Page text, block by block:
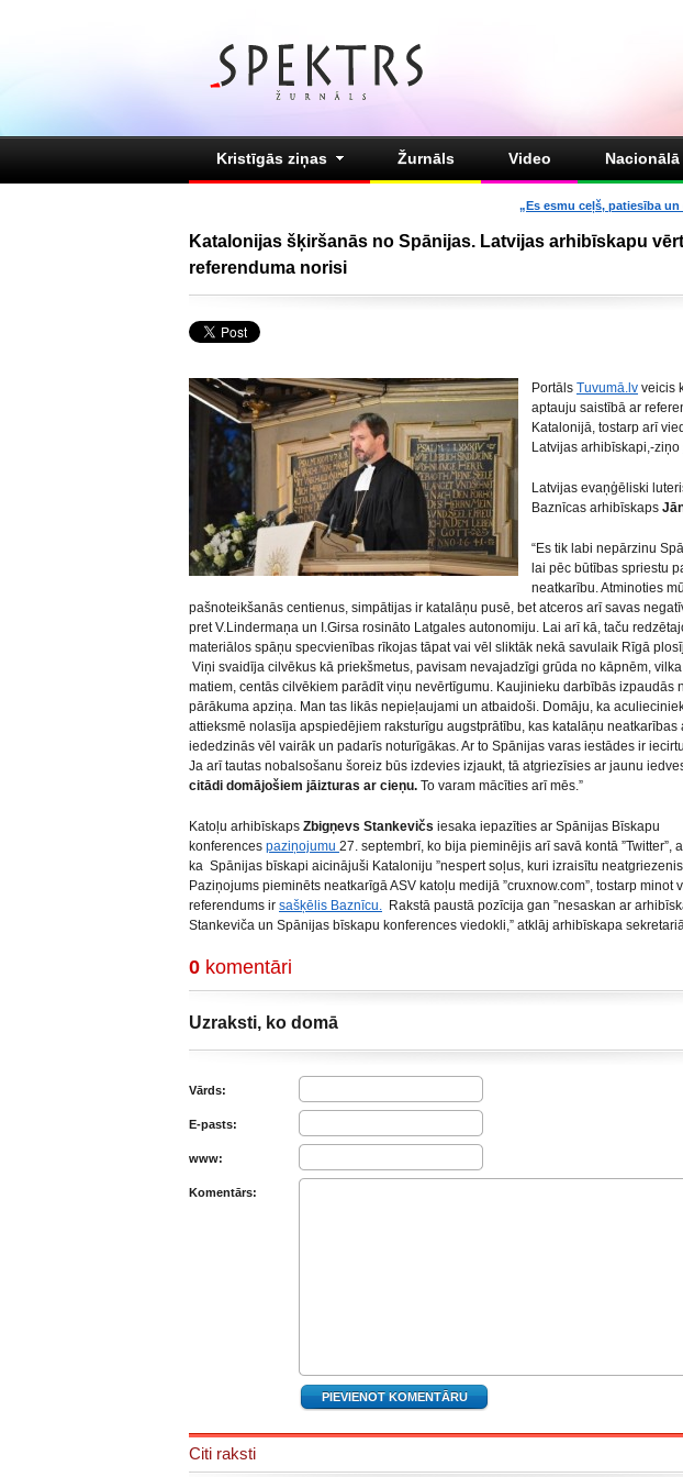
Kristīgās ziņas Žurnāls Video
„Es esmu ceļš, patiesība un
Katalonijas šķiršanās no Spānijas. Latvijas arhibīskapu
referenduma norisi
Portāls Tuvumā.lv veicis
aptauju saistībā ar
Katalonijā, tostarp arī
Latvijas arhibīskapi,-ziņo
Latvijas evaņģēliski
Baznīcas arhibīskaps
“Es tik labi nepārzinu
lai pēc būtības spriestu
neatkarību. Atminoties
pašnoteikšanās centienus, simpātijas ir katalāņu pusē, bet atceros arī savas
pret V.Lindermaņa un I.Girsa rosināto Latgales autonomiju. Lai arī kā, taču
materiālos spāņu specvienības rīkojas tāpat vai vēl sliktāk nekā savulaik Rīgā
Viņi svaidīja cilvēkus kā priekšmetus, pavisam nevajadzīgi grūda no kāpnēm,
matiem, centās cilvēkiem parādīt viņu nevērtīgumu. Kaujinieku darbībās izpaudās
pārākuma apziņa. Man tas likās nepieļaujami un atbaidoši. Domāju, ka
attieksmē nolasīja apspiedējiem raksturīgu augstprātību, kas katalāņu neatkarības
iededzinās vēl vairāk un padarīs noturīgākas. Ar to Spānijas varas iestādes ir
Ja arī tautas nobalsošanu šoreiz būs izdevies izjaukt, tā atgriezīsies ar jaunu
citādi domājošiem jāizturas ar cieņu. To varam mācīties arī mēs.”
Katoļu arhibīskaps Zbigņevs Stankevičs iesaka iepazīties ar Spānijas Bīskapu
konferences paziņojumu 27. septembrī, ko bija pieminējis arī savā kontā ”Twitter”,
ka Spānijas bīskapi aicinājuši Kataloniju ”nespert soļus, kuri izraisītu
Paziņojums pieminēts neatkarīgā ASV katoļu medijā ”cruxnow.com”, tostarp minot
referendums ir sašķēlis Baznīcu. Rakstā paustā pozīcija gan ”nesaskan ar
Stankeviča un Spānijas bīskapu konferences viedokli,” atklāj arhibīskapa
0 komentāri
Uzraksti, ko domā
Vārds:
E-pasts:
www:
Komentārs:
Citi raksti